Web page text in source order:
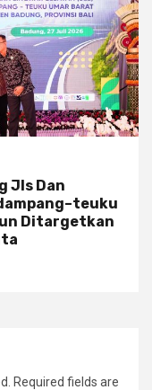
Jls Dan
Ditargetkan
Required fields are